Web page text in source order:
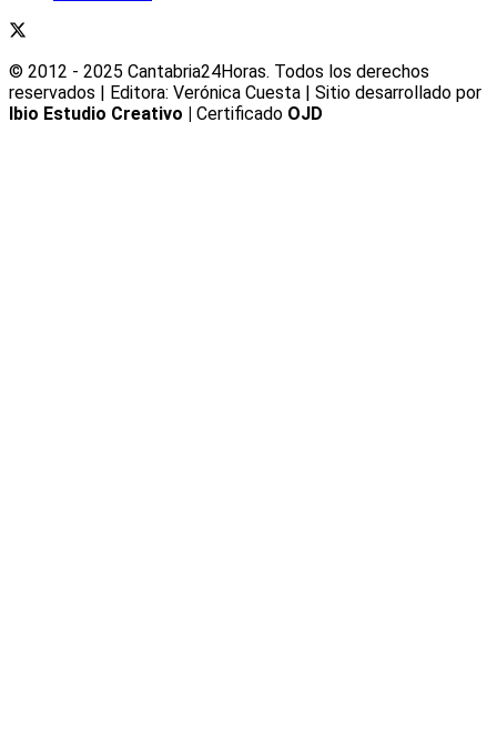
© 2012 - 2025 Cantabria24Horas. Todos los derechos
reservados | Editora: Verónica Cuesta | Sitio desarrollado por
Ibio Estudio Creativo | Certificado OJD